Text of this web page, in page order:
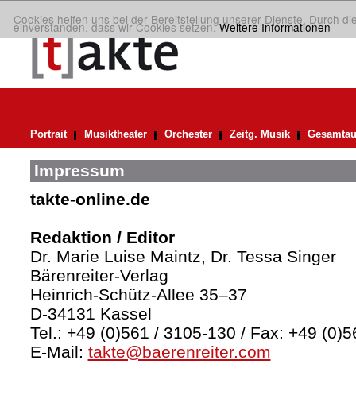
Cookies helfen uns bei der Bereitstellung unserer Dienste. Durch
einverstanden, dass wir Cookies setzen.Weitere Informationen
Portrait Musiktheater Orchester Zeitg. Musik
Impressum
takte-online.de
Redaktion / Editor
Dr. Marie Luise Maintz, Dr. Tessa Singer
Bärenreiter-Verlag
Heinrich-Schütz-Allee 35–37
D-34131 Kassel
Tel.: +49 (0)561 / 3105-130 / Fax: +49
E-Mail: takte@baerenreiter.com